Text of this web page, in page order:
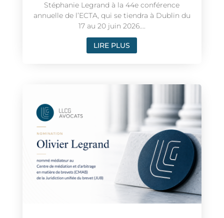
Stéphanie Legrand à la 44e conférence
annuelle de l’ECTA, qui se tiendra à Dublin du
17 au 20 juin 2026....
LIRE PLUS